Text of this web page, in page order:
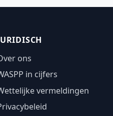
ons
in cijfers
vermeldingen